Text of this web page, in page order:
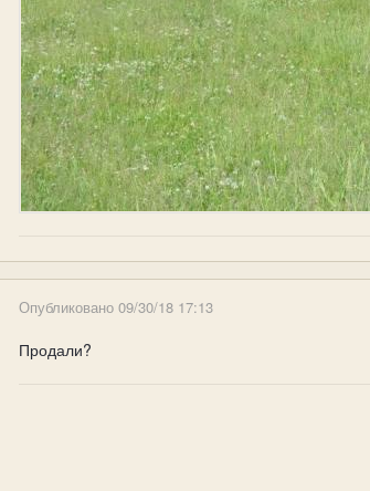
Опубликовано 09/30/18 17:13
Продали?